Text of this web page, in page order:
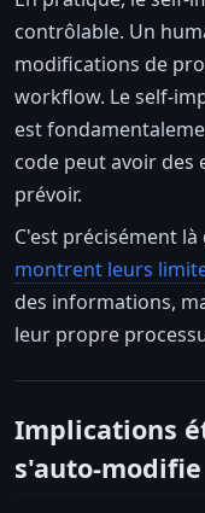
contrôlable. Un
modifications de
workflow. Le self-
est
code peut avoir des
prévoir.
C'est précisément là
montrent leurs
des informations,
leur propre
Implications
s'auto-modifie